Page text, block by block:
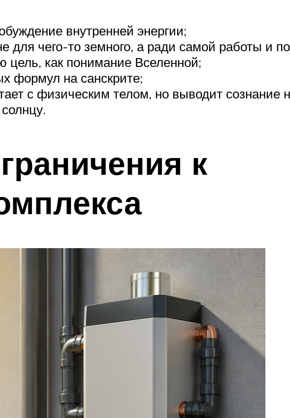
внутренней энергии;
для чего-то земного, а ради самой работы и
цель, как понимание Вселенной;
формул на санскрите;
с физическим телом, но выводит сознание
к